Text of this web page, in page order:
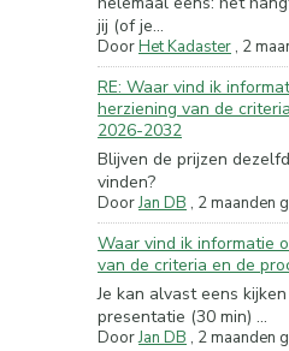
jij (of je...
DoorHet Kadaster , 2
RE: Waar vind ik
herziening van de
2026-2032
Blijven de prijzen
vinden?
DoorJan DB , 2 maanden
Waar vind ik informatie
van de criteria en de
Je kan alvast eens
presentatie (30 min) ...
DoorJan DB , 2 maanden